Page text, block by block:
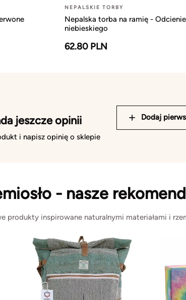
NEPALSKIE TORBY
Nepalska torba na ramię - Odcienie
niebieskiego
62.80 PLN
jeszcze opinii
i napisz opinię o sklepie
Dodaj
- nasze
produkty inspirowane naturalnymi materiałami i